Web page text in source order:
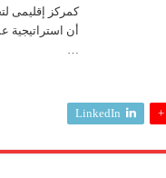
كمركز إقليمى
أن استراتيجية
…
LinkedIn